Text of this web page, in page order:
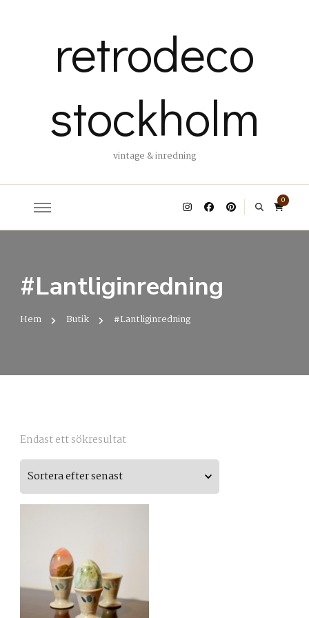
retrodeco
stockholm
vintage & inredning
0
#Lantliginredning
Hem Butik #Lantliginredning
Endast ett sökresultat